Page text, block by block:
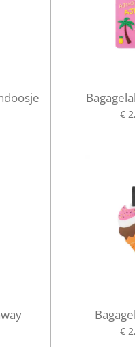
€
€